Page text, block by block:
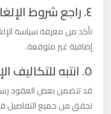
٤. راجع شروط الإلغاء في عقد الإيجار
تأكد من معرفة سياسة
إضافية غير متوقعة.
٥. انتبه للتكاليف الإضافية في عقد الإيجار
قد تتضمن بعض العقود
تحقق من جميع التفاصيل
ليموزين
مطار
العرب